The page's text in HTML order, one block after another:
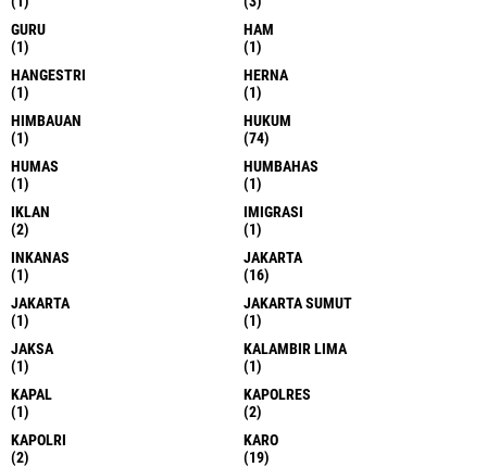
GURU
(1)
HAM
(1)
HANGESTRI
(1)
HERNA
(1)
HIMBAUAN
(1)
HUKUM
(74)
HUMAS
(1)
HUMBAHAS
(1)
IKLAN
(2)
IMIGRASI
(1)
INKANAS
(1)
JAKARTA
(16)
JAKARTA
(1)
JAKARTA SUMUT
(1)
JAKSA
(1)
KALAMBIR LIMA
(1)
KAPAL
(1)
KAPOLRES
(2)
KAPOLRI
(2)
KARO
(19)